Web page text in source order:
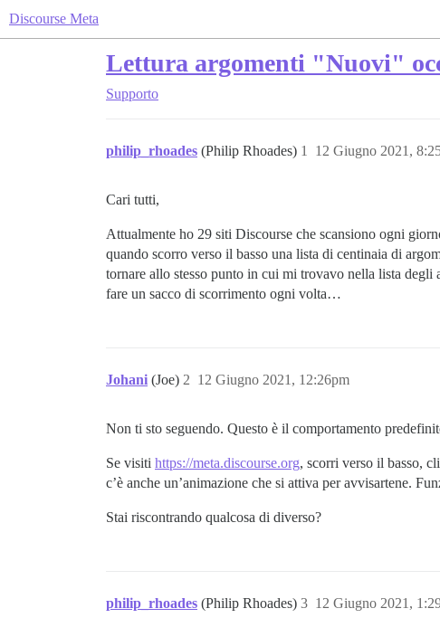
Discourse Meta
Lettura argomenti "Nuovi"
Supporto
philip_rhoades (Philip Rhoades) 12 Giugno 2021,
1
Cari tutti,
Attualmente ho 29 siti Discourse che scansiono ogni
quando scorro verso il basso una lista di centinaia di
tornare allo stesso punto in cui mi trovavo nella lista
fare un sacco di scorrimento ogni volta…
Johani (Joe) 12 Giugno 2021, 12:26pm
2
Non ti sto seguendo. Questo è il comportamento
Se visiti https://meta.discourse.org, scorri verso il basso,
c’è anche un’animazione che si attiva per avvisartene.
Stai riscontrando qualcosa di diverso?
philip_rhoades (Philip Rhoades) 12 Giugno 2021,
3